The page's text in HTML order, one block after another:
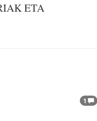
ETA
1